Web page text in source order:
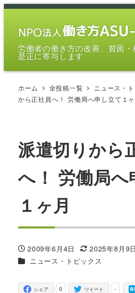
メ
労働者の働き方の改善、貧困
是正に寄与します
ホーム 全投稿一覧 ニュース・
から正社員へ！ 労働局へ申し立て１ヶ
派遣切りから
へ！ 労働局へ
１ヶ月
投稿日
2009年6月4日
更新日
2025年8月9日
カテゴリー
ニュース・トピックス
0
シェア -
ツイート